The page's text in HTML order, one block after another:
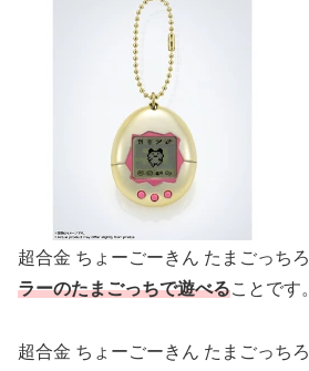
超合金 ちょーごーきん たまごっちろ
ラーのたまごっちで遊べることです。
超合金 ちょーごーきん たまごっち